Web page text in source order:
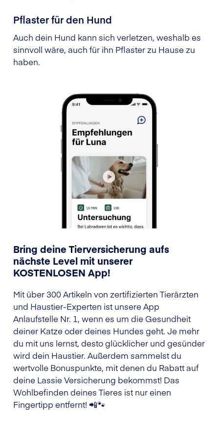
Pflaster für den Hund
Auch dein Hund kann sich verletzen, weshalb es
sinnvoll wäre, auch für ihn Pflaster zu Hause zu
haben.
Bring deine Tierversicherung aufs
nächste Level mit unserer
KOSTENLOSEN App!
Mit über 300 Artikeln von zertifizierten Tierärzten
und Haustier-Experten ist unsere App
Anlaufstelle Nr. 1, wenn es um die Gesundheit
deiner Katze oder deines Hundes geht. Je mehr
du mit uns lernst, desto glücklicher und gesünder
wird dein Haustier. Außerdem sammelst du
wertvolle Bonuspunkte, mit denen du Rabatt auf
deine Lassie Versicherung bekommst! Das
Wohlbefinden deines Tieres ist nur einen
Fingertipp entfernt! 📲🐾